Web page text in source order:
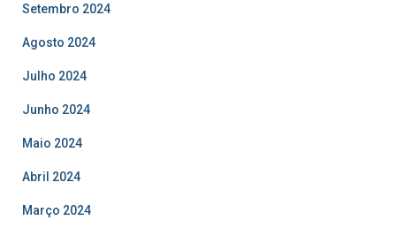
Setembro 2024
Agosto 2024
Julho 2024
Junho 2024
Maio 2024
Abril 2024
Março 2024